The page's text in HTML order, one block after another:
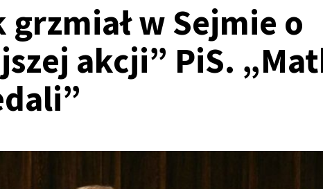
grzmiał w Sejmie o
akcji” PiS.